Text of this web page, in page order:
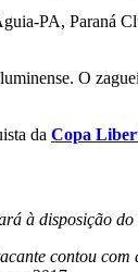
PA, Paraná
O
da Copa
à disposição
contou